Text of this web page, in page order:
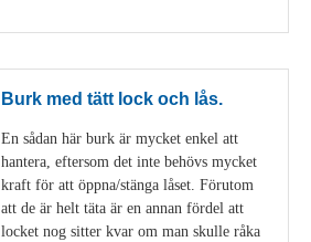
Burk med tätt lock och lås.
En sådan här burk är mycket enkel att
hantera, eftersom det inte behövs mycket
kraft för att öppna/stänga låset. Förutom
att de är helt täta är en annan fördel att
locket nog sitter kvar om man skulle råka